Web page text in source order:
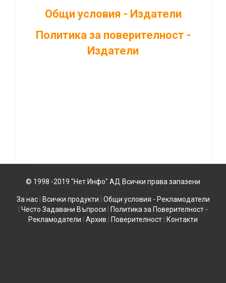
Общи условия - Издатели
Политика за поверителност -
Издатели
© 1998 -2019 "Нет Инфо" АД Всички права запазени
За нас| Всички продукти
Общи условия - Рекламодатели
Често Задавани Въпроси
Политика за Поверителност -
Рекламодатели
Архив Поверителност Контакти